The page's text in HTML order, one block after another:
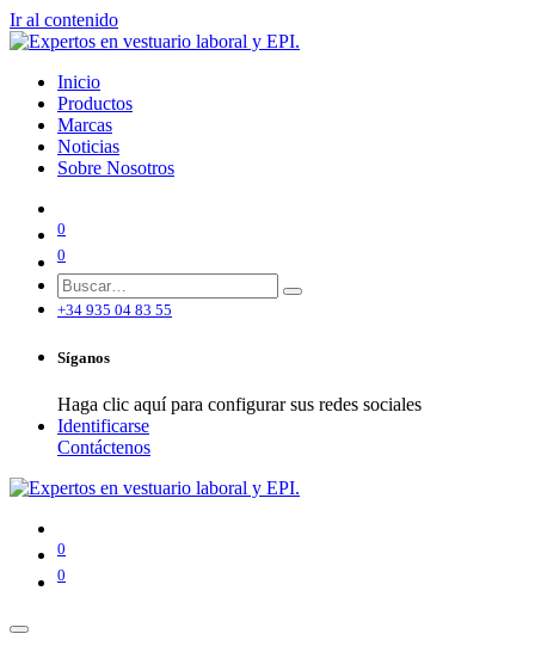
Ir al contenido
Inicio
Productos
Marcas
Noticias
Sobre Nosotros
0
0
+34 935 04 83 55
Síganos
Haga clic aquí para configurar sus redes sociales
Identificarse
Contáctenos
0
0